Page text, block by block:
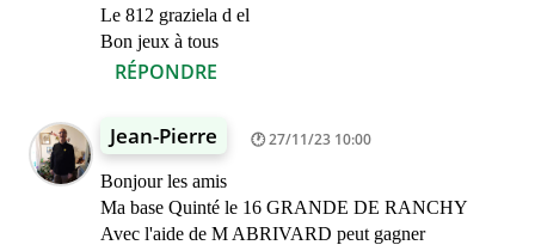
Le 812 graziela d el
Bon jeux à tous
RÉPONDRE
Jean-Pierre 27/11/23 10:00
Bonjour les amis
Ma base Quinté le 16 GRANDE DE RANCHY
Avec l'aide de M ABRIVARD peut gagner